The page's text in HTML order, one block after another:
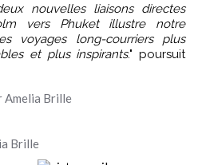
nouvelles liaisons directes
vers Phuket illustre notre
voyages long-courriers plus
et plus inspirants." poursuit
Amelia Brille
Brille